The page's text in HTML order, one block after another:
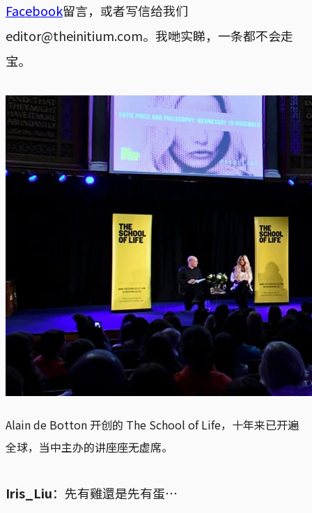
Facebook留言，或者写信给我们
editor@theinitium.com。我哋实睇，一条都不会走
宝。
Alain de Botton 开创的 The School of Life，十年来已开遍
全球，当中主办的讲座座无虚席。
Iris_Liu：先有雞還是先有蛋⋯